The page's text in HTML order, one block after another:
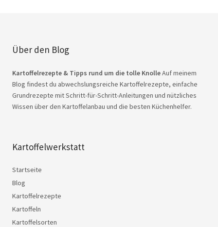
Über den Blog
Kartoffelrezepte & Tipps rund um die tolle KnolleAuf meinem
Blog findest du abwechslungsreiche Kartoffelrezepte, einfache
Grundrezepte mit Schritt-für-Schritt-Anleitungen und nützliches
Wissen über den Kartoffelanbau und die besten Küchenhelfer.
Kartoffelwerkstatt
Startseite
Blog
Kartoffelrezepte
Kartoffeln
Kartoffelsorten